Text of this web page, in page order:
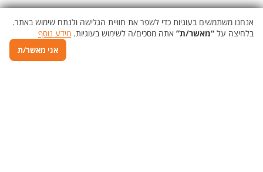
אנחנו משתמשים בעוגיות כדי לשפר את חוויית הגלישה ולנתח שימוש באתר.
בלחיצה על “מאשר/ת” אתה מסכים/ה לשימוש בעוגיות. מידע נוסף
אני מאשר/ת